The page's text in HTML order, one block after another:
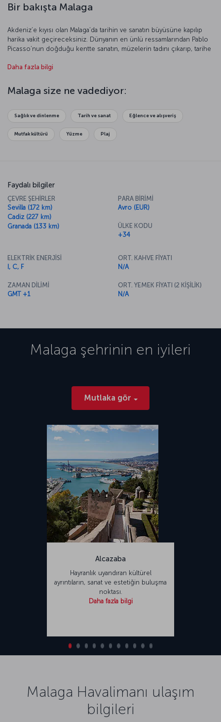
Bir bakışta Malaga
Akdeniz’e kıyısı olan Malaga’da tarihin ve sanatın büyüsüne kapılıp
harika vakit geçireceksiniz. Dünyanın en ünlü ressamlarından Pablo
Picasso’nun doğduğu kentte sanatın, müzelerin tadını çıkarıp, tarihe
yaşayabilirsiniz. Güneşle yıkanan, Akdeniz’in mavi sularıyla buluşan
yaşam alanlarında, botanik bahçelerinde yapacağınız gezileri
planlayabilirsiniz. Kent merkezini gezerken tarihi sokaklarda
tanıyacağınız bir müzeyle, kimi zaman da yöresel lezzetleri
o zaman hiç duraksamayın ve kendinize Endülüs, Avrupa ve İspanyol
Daha fazla bilgi
Malaga size ne vadediyor:
Sağlık ve dinlenme Tarih ve sanat Eğlence ve alışveriş
Mutfak kültürü Yüzme Plaj
Faydalı bilgiler
ÇEVRE ŞEHİRLER
Sevilla (172 km)
Cadiz (227 km)
Granada (133 km)
PARA BİRİMİ
Avro (EUR)
ÜLKE KODU
+34
ELEKTRİK ENERJİSİ
I, C, F
ZAMAN DİLİMİ
GMT +1
ORT. KAHVE FİYATI
N/A
ORT. YEMEK FİYATI (2 KİŞİLİK)
N/A
Malaga şehrinin en iyileri
Mutlaka gör
Alcazaba
Hayranlık uyandıran kültürel
ayrıntıların, sanat ve estetiğin buluşma
noktası.
Daha fazla bilgi
Malaga Havalimanı ulaşım
bilgileri